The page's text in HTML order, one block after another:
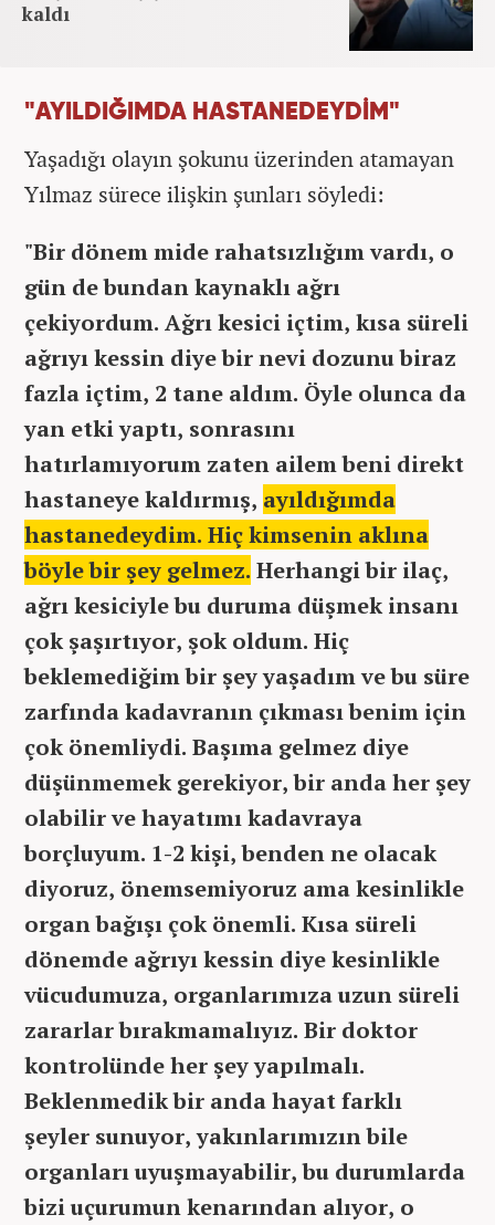
kaldı
"AYILDIĞIMDA HASTANEDEYDİM"
Yaşadığı olayın şokunu üzerinden atamayan
Yılmaz sürece ilişkin şunları söyledi:
"Bir dönem mide rahatsızlığım vardı, o
gün de bundan kaynaklı ağrı
çekiyordum. Ağrı kesici içtim, kısa süreli
ağrıyı kessin diye bir nevi dozunu biraz
fazla içtim, 2 tane aldım. Öyle olunca da
yan etki yaptı, sonrasını
hatırlamıyorum zaten ailem beni direkt
hastaneye kaldırmış, ayıldığımda
hastanedeydim. Hiç kimsenin aklına
böyle bir şey gelmez. Herhangi bir ilaç,
ağrı kesiciyle bu duruma düşmek insanı
çok şaşırtıyor, şok oldum. Hiç
beklemediğim bir şey yaşadım ve bu süre
zarfında kadavranın çıkması benim için
çok önemliydi. Başıma gelmez diye
düşünmemek gerekiyor, bir anda her şey
olabilir ve hayatımı kadavraya
borçluyum. 1-2 kişi, benden ne olacak
diyoruz, önemsemiyoruz ama kesinlikle
organ bağışı çok önemli. Kısa süreli
dönemde ağrıyı kessin diye kesinlikle
vücudumuza, organlarımıza uzun süreli
zararlar bırakmamalıyız. Bir doktor
kontrolünde her şey yapılmalı.
Beklenmedik bir anda hayat farklı
şeyler sunuyor, yakınlarımızın bile
organları uyuşmayabilir, bu durumlarda
bizi uçurumun kenarından alıyor, o